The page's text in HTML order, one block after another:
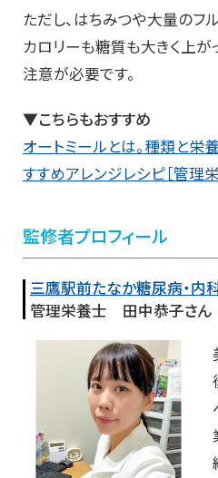
ただし、はちみつや大量のフ
カロリーも糖質も大きく上
注意が必要です。
▼こちらもおすすめ
オートミールとは。種類と栄
すすめアレンジレシピ［管理
監修者プロフィール
三鷹駅前たなか糖尿病・内
管理栄養士 田中恭子さん